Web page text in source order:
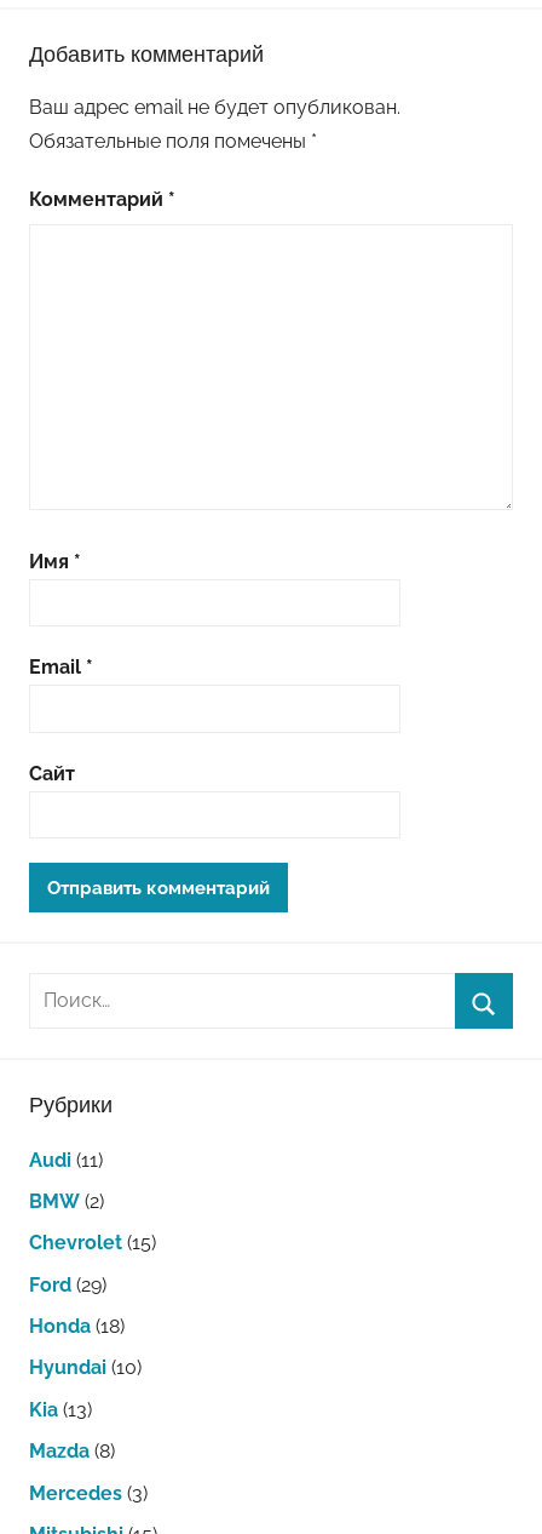
Добавить комментарий
Ваш адрес email не будет опубликован.
Обязательные поля помечены *
Комментарий *
Имя *
Email *
Сайт
Рубрики
Audi (11)
BMW (2)
Chevrolet (15)
Ford (29)
Honda (18)
Hyundai (10)
Kia (13)
Mazda (8)
Mercedes (3)